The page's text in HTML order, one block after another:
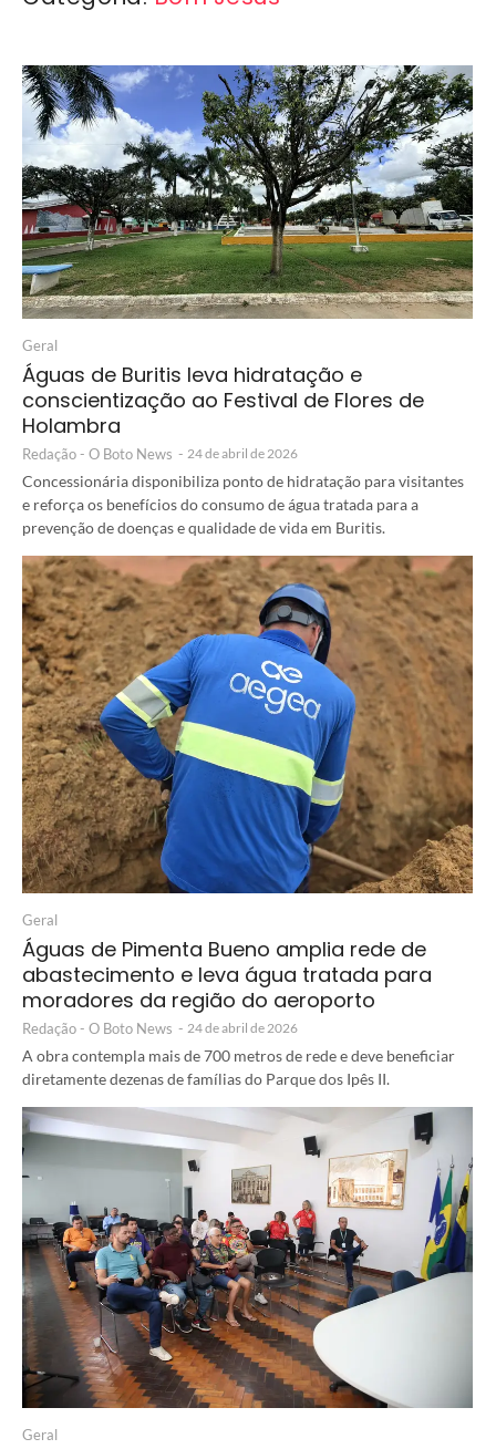
Geral
Águas de Buritis leva hidratação e
conscientização ao Festival de Flores de
Holambra
Redação - O Boto News - 24 de abril de 2026
Concessionária disponibiliza ponto de hidratação para visitantes
e reforça os benefícios do consumo de água tratada para a
prevenção de doenças e qualidade de vida em Buritis.
Geral
Águas de Pimenta Bueno amplia rede de
abastecimento e leva água tratada para
moradores da região do aeroporto
Redação - O Boto News - 24 de abril de 2026
A obra contempla mais de 700 metros de rede e deve beneficiar
diretamente dezenas de famílias do Parque dos Ipês II.
Geral